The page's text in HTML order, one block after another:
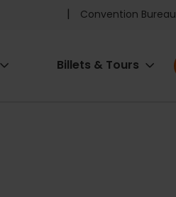
Pre
header
Convention Bureau
Billets & Tours